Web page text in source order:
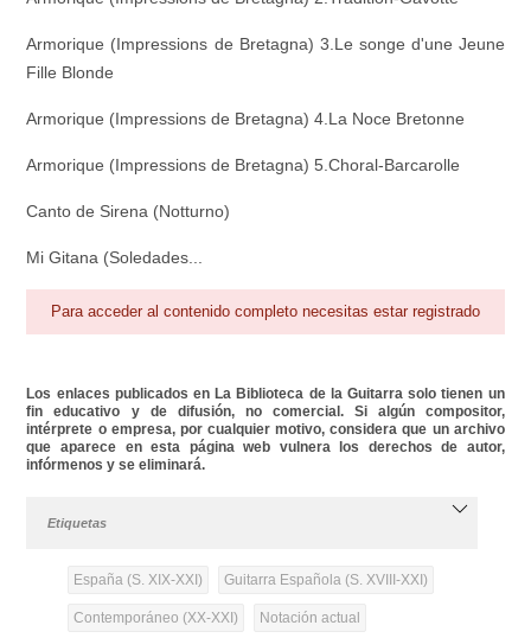
Armorique (Impressions de Bretagna) 3.Le songe d'une Jeune
Fille Blonde
Armorique (Impressions de Bretagna) 4.La Noce Bretonne
Armorique (Impressions de Bretagna) 5.Choral-Barcarolle
Canto de Sirena (Notturno)
Mi Gitana (Soledades...
Para acceder al contenido completo necesitas estar registrado
Los enlaces publicados en La Biblioteca de la Guitarra solo tienen un
fin educativo y de difusión, no comercial. Si algún compositor,
intérprete o empresa, por cualquier motivo, considera que un archivo
que aparece en esta página web vulnera los derechos de autor,
infórmenos y se eliminará.
Etiquetas
España (S. XIX-XXI) Guitarra Española (S. XVIII-XXI)
Contemporáneo (XX-XXI) Notación actual